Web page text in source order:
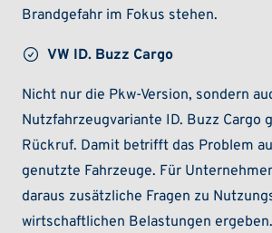
Brandgefahr im Fokus stehen.
VW ID. Buzz Cargo
Nicht nur die Pkw-Version, sondern
Nutzfahrzeugvariante ID. Buzz Cargo
Rückruf. Damit betrifft das Problem
genutzte Fahrzeuge. Für
daraus zusätzliche Fragen zu
wirtschaftlichen Belastungen ergeben.